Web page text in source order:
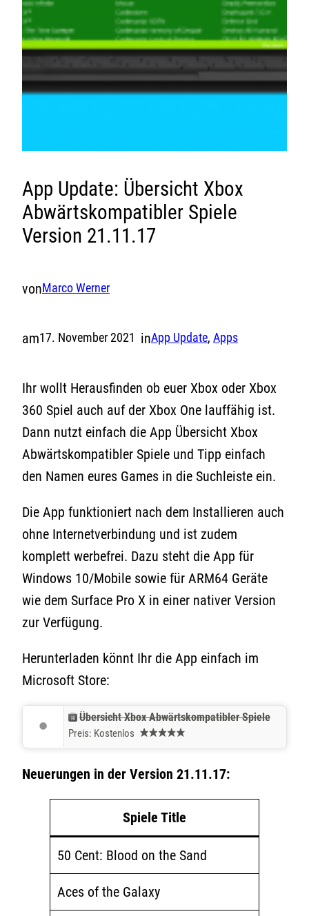
App Update: Übersicht Xbox
Abwärtskompatibler Spiele
Version 21.11.17
vonMarco Werner
am17. November 2021 inApp Update, Apps
Ihr wollt Herausfinden ob euer Xbox oder Xbox
360 Spiel auch auf der Xbox One lauffähig ist.
Dann nutzt einfach die App Übersicht Xbox
Abwärtskompatibler Spiele und Tipp einfach
den Namen eures Games in die Suchleiste ein.
Die App funktioniert nach dem Installieren auch
ohne Internetverbindung und ist zudem
komplett werbefrei. Dazu steht die App für
Windows 10/Mobile sowie für ARM64 Geräte
wie dem Surface Pro X in einer nativer Version
zur Verfügung.
Herunterladen könnt Ihr die App einfach im
Microsoft Store:
Übersicht Xbox Abwärtskompatibler Spiele
Preis: Kostenlos
Neuerungen in der Version 21.11.17:
Spiele Title
50 Cent: Blood on the Sand
Aces of the Galaxy